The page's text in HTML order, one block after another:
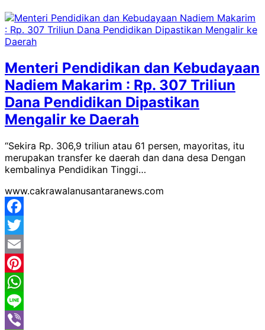
Menteri Pendidikan dan Kebudayaan
Nadiem Makarim : Rp. 307 Triliun
Dana Pendidikan Dipastikan
Mengalir ke Daerah
“Sekira Rp. 306,9 triliun atau 61 persen, mayoritas, itu
merupakan transfer ke daerah dan dana desa Dengan
kembalinya Pendidikan Tinggi…
www.cakrawalanusantaranews.com
Facebook
Twitter
Email
Pinterest
WhatsApp
Line